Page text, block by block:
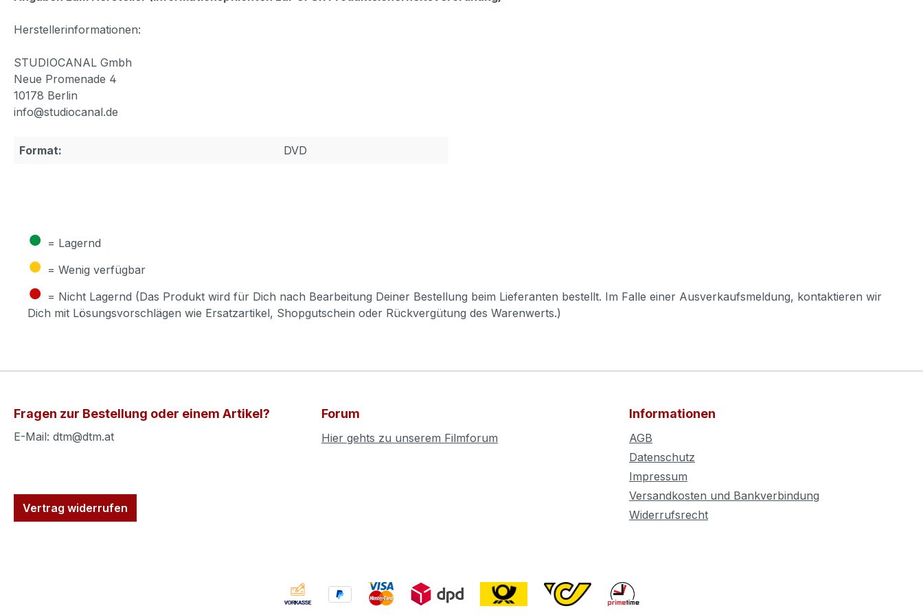
Herstellerinformationen:
STUDIOCANAL Gmbh
Neue Promenade 4
10178 Berlin
info@studiocanal.de
Format: DVD
● = Lagernd
● = Wenig verfügbar
● = Nicht Lagernd (Das Produkt wird für Dich nach Bearbeitung Deiner Bestellung beim Lieferanten bestellt. Im Falle einer Ausverkaufsmeldung, kontaktieren wir
Dich mit Lösungsvorschlägen wie Ersatzartikel, Shopgutschein oder Rückvergütung des Warenwerts.)
Fragen zur Bestellung oder einem Artikel?
E-Mail: dtm@dtm.at
Vertrag widerrufen
Forum
Hier gehts zu unserem Filmforum
Informationen
AGB
Datenschutz
Impressum
Versandkosten und Bankverbindung
Widerrufsrecht